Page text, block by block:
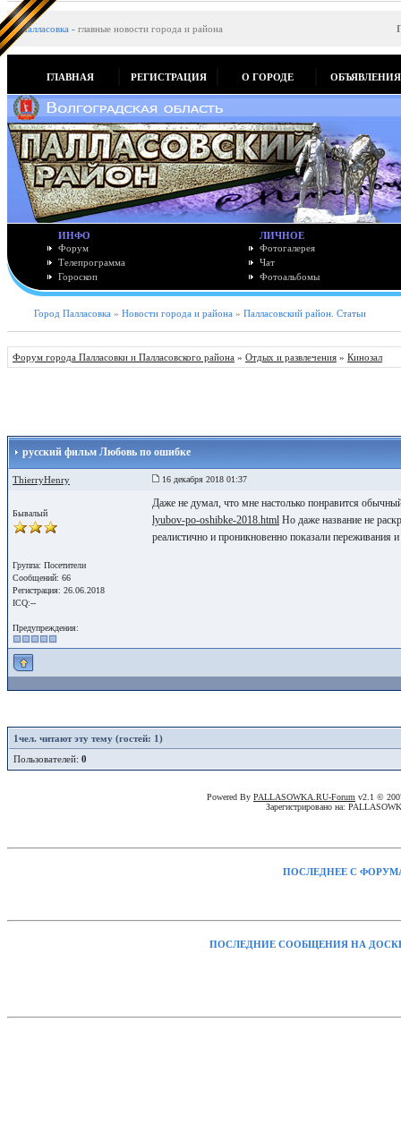
Палласовка - главные новости города и района
ГЛАВНАЯ РЕГИСТРАЦИЯ О ГОРОДЕ ОБЪЯВЛЕНИЯ
ИНФО
Форум
Телепрограмма
Гороскоп
ЛИЧНОЕ
Фотогалерея
Чат
Фотоальбомы
Город Палласовка » Новости города и района » Палласовский район. Статьи
Форум города Палласовки и Палласовского района » Отдых и развлечения » Кинозал
русский фильм Любовь по ошибке
ThierryHenry 16 декабря 2018 01:37
Бывалый
Группа: Посетители
Сообщений: 66
Регистрация: 26.06.2018
ICQ:--
Предупреждения:
Даже не думал, что мне настолько понравится
lyubov-po-oshibke-2018.html Но даже название не
реалистично и проникновенно показали переживания
1чел. читают эту тему (гостей: 1)
Пользователей: 0
Powered By PALLASOWKA.RU-Forum v2.1 ©
Зарегистрировано на:
ПОСЛЕДНЕЕ С
ПОСЛЕДНИЕ СООБЩЕНИЯ НА